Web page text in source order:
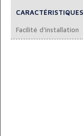
Facilité d'installation